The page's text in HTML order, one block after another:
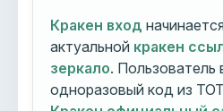
Кракен вход
актуальной кракен
зеркало. Пользователь
одноразовый код из